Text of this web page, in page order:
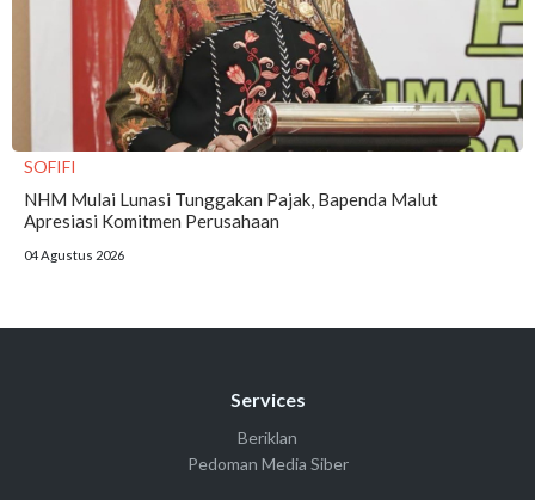
SOFIFI
NHM Mulai Lunasi Tunggakan Pajak, Bapenda Malut
Apresiasi Komitmen Perusahaan
04 Agustus 2026
Services
Beriklan
Pedoman Media Siber